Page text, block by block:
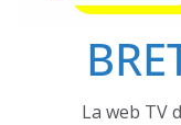
La web TV